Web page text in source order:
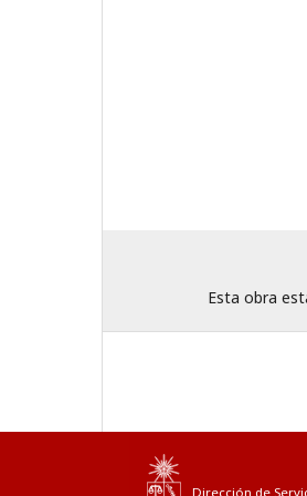
Esta obra
Dirección de